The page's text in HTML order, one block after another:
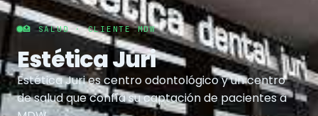
🏥 SALUD · CLIENTE MDW
Estética Juri
Estética Juri es centro odontológico y un centro
de salud que confía su captación de pacientes a